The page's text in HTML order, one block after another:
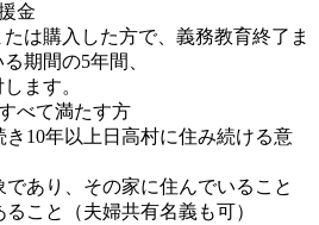
金
は購入した方で、義務教育終了ま
期間の5年間、
ます。
べて満たす方
10年以上日高村に住み続ける意
あり、その家に住んでいること
こと（夫婦共有名義も可）